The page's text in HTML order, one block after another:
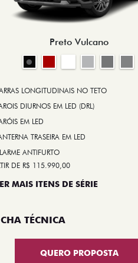
Preto Vulcano
LONGITUDINAIS NO TETO
DIURNOS EM LED (DRL)
EM LED
TRASEIRA EM LED
ANTIFURTO
DE R$ 115.990,00
MAIS ITENS DE SÉRIE
TÉCNICA
QUERO PROPOSTA